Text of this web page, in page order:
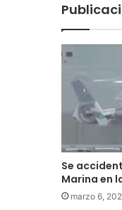
Se
Marina en
marzo 6,